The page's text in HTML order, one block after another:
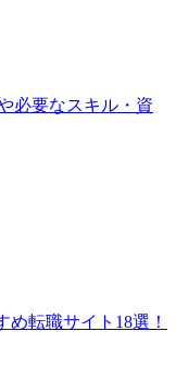
必要なスキル・資
転職サイト18選！